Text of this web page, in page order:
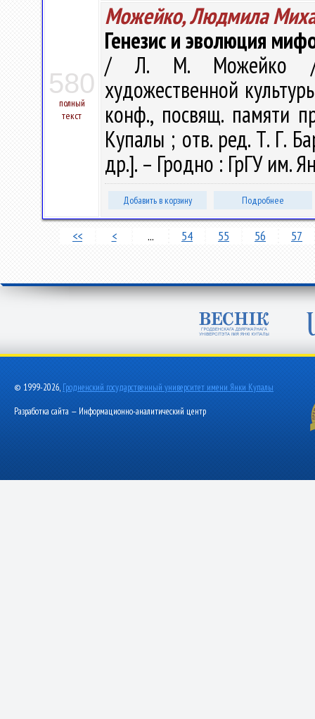
580
полный
текст
Можейко, Людмила
Генезис и эволюция
/ Л. М. Можейко //
художественной
конф., посвящ. памяти
Купалы ; отв. ред. Т. Г.
др.]. – Гродно : ГрГУ им.
Добавить в корзину Подробнее
<< < ... 54 55 56 57
© 1999-2026, Гродненский государственный университет имени Янки Купалы
Разработка сайта — Информационно-аналитический центр